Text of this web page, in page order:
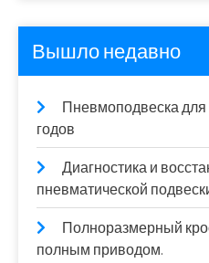
Вышло недавно
Пневмоподвеска для
годов
Диагностика и
пневматической
Полноразмерный
полным приводом.